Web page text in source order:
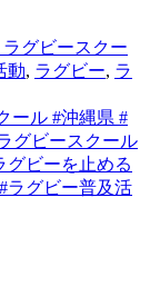
グビースクー
動, ラグビー, ラ
ール #沖縄県 #
グビースクール
グビーを止める
ラグビー普及活